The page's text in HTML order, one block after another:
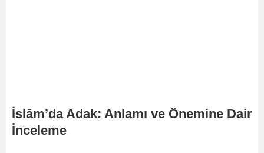
İslâm’da Adak: Anlamı ve Önemine Dair
İnceleme